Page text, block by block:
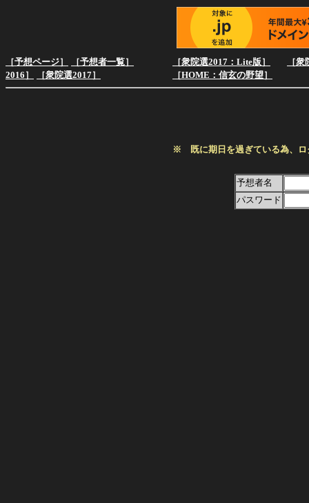
［予想ページ］ ［予想者一覧］ ［衆院選2017：Lite版］
［
2016］
［衆院選2017］ ［HOME：信玄の野望］
※ 既に期日を過ぎている為、
予想者名
パスワード